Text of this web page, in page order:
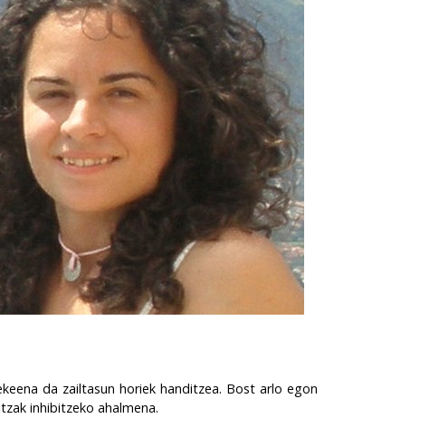
da zailtasun horiek handitzea. Bost arlo egon
inhibitzeko ahalmena.